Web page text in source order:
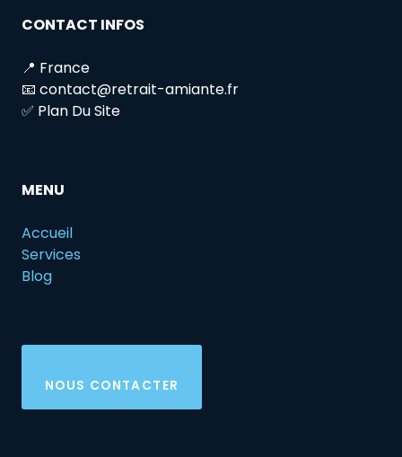
CONTACT INFOS
📍 France
📧 contact@retrait-amiante.fr
✅ Plan Du Site
MENU
Accueil
Services
Blog
NOUS CONTACTER